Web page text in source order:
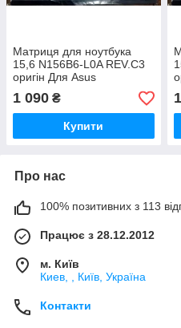
Матриця для ноутбука
15,6 N156B6-L0A REV.C3
оригін Для Asus
1 090 ₴
Купити
Про нас
100% позитивних з 113
Працює з 28.12.2012
м. Київ
Киев, , Київ, Україна
Контакти